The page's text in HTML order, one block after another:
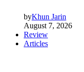
byKhun Jarin
August 7, 2026
Review
Articles